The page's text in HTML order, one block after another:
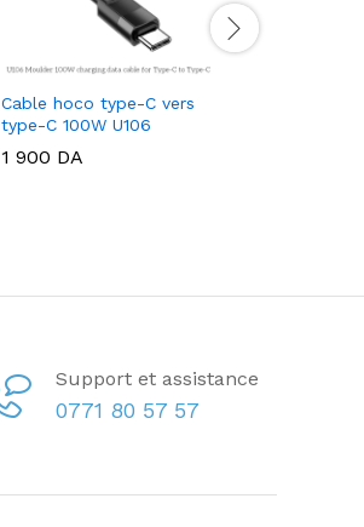
Cable hoco type-C vers
type-C 100W U106
1 900 DA
Support et assistance
0771 80 57 57